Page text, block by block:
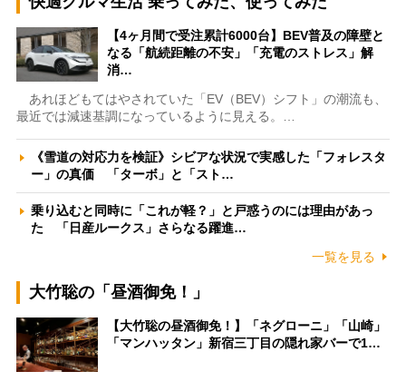
【4ヶ月間で受注累計6000台】BEV普及の障壁と
なる「航続距離の不安」「充電のストレス」解
消…
あれほどもてはやされていた「EV（BEV）シフト」の潮流も、
最近では減速基調になっているように見える。…
《雪道の対応力を検証》シビアな状況で実感した「フォレスタ
ー」の真価 「ターボ」と「スト…
乗り込むと同時に「これが軽？」と戸惑うのには理由があっ
た 「日産ルークス」さらなる躍進…
一覧を見る
大竹聡の「昼酒御免！」
【大竹聡の昼酒御免！】「ネグローニ」「山崎」
「マンハッタン」新宿三丁目の隠れ家バーで1…